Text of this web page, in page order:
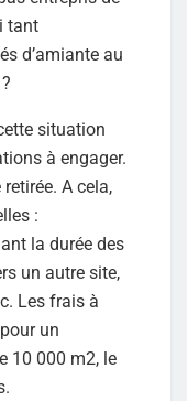
tant
d’amiante au
situation
à engager.
A cela,
:
la durée des
un autre site,
Les frais à
un
10 000 m2, le